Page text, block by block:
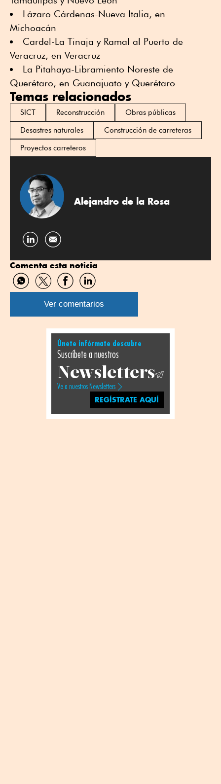
Lázaro Cárdenas-Nueva Italia, en
Michoacán
Cardel-La Tinaja y Ramal al Puerto de
Veracruz, en Veracruz
La Pitahaya-Libramiento Noreste de
Querétaro, en Guanajuato y Querétaro
Temas relacionados
SICT Reconstrucción
Obras públicas
Desastres naturales
Construcción de carreteras
Proyectos carreteros
Alejandro de la Rosa
Compartir
Linkedin
Comenta esta noticia
Compartir
por
WhatsApp
Compartir
por
Twitter
Compartir
por
Facebook
Compartir
por
Linkedin
Ver comentarios
Únete infórmate descubre
Suscríbete a nuestros
Newsletters
Ve a nuestros Newsletters
REGÍSTRATE AQUÍ